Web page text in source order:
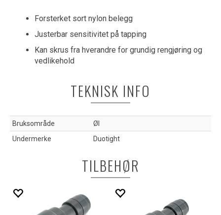
Forsterket sort nylon belegg
Justerbar sensitivitet på tapping
Kan skrus fra hverandre for grundig rengjøring og
vedlikehold
TEKNISK INFO
Bruksområde
Øl
Undermerke
Duotight
TILBEHØR